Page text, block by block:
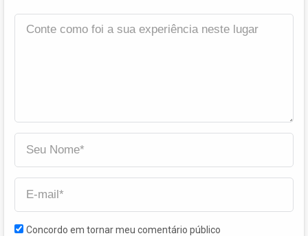
Concordo em tornar meu comentário público